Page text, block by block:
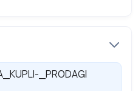
_PRODAGI